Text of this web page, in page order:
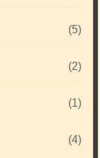
(5)
(2)
(1)
(4)